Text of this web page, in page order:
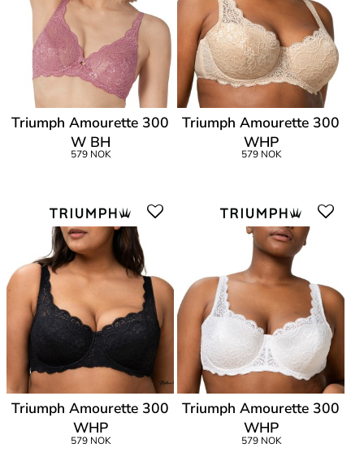
Triumph Amourette 300
W BH
579 NOK
Triumph Amourette 300
WHP
579 NOK
Triumph Amourette 300
WHP
579 NOK
Triumph Amourette 300
WHP
579 NOK